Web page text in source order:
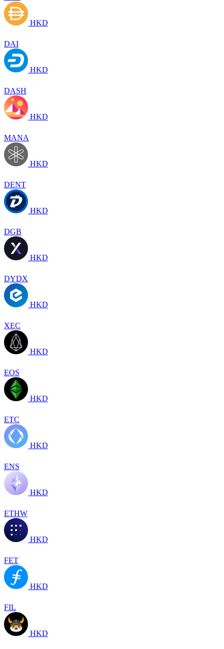
HKD
DAI
HKD
DASH
HKD
MANA
HKD
DENT
HKD
DGB
HKD
DYDX
HKD
XEC
HKD
EOS
HKD
ETC
HKD
ENS
HKD
ETHW
HKD
FET
HKD
FIL
HKD